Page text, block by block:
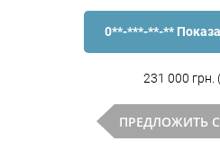
0**-***-**-**
231 000 грн.
ПРЕДЛОЖИТЬ